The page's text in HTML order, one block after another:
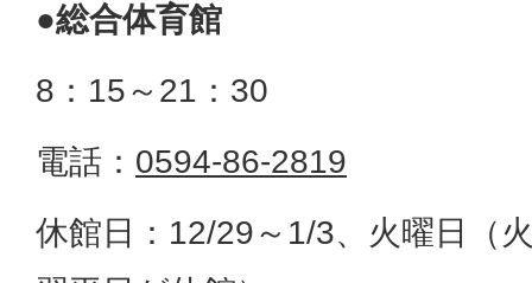
●総合体育館
8：15～21：30
電話： 0594-86-2819
休館日：12/29～1/3、火曜日（